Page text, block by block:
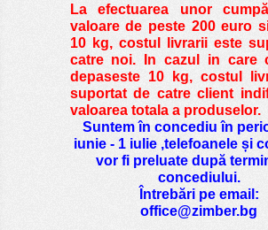
La efectuarea unor
valoare de peste200 euro
10 kg, costul livrarii este
catre noi. In cazul in care
depaseste 10 kg, costul
suportat de catre client
valoarea totala a produselor.
Suntem în concediu în
iunie - 1 iulie ,telefoanele și
vor fi preluate după
concediului.
Întrebări pe email:
office@zimber.bg